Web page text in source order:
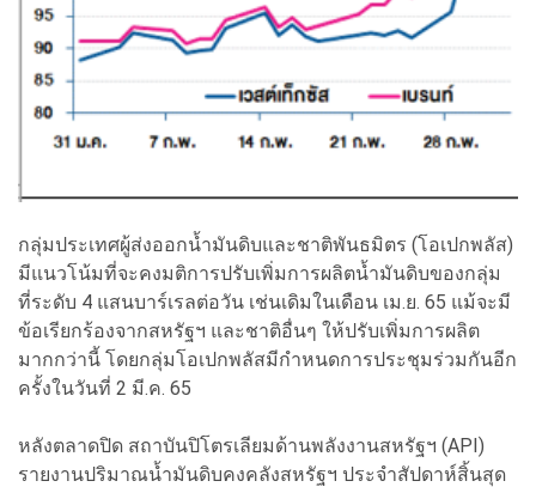
กลุ่มประเทศผู้ส่งออกน้ำมันดิบและชาติพันธมิตร (โอเปกพลัส)
มีแนวโน้มที่จะคงมติการปรับเพิ่มการผลิตน้ำมันดิบของกลุ่ม
ที่ระดับ 4 แสนบาร์เรลต่อวัน เช่นเดิมในเดือน เม.ย. 65 แม้จะมี
ข้อเรียกร้องจากสหรัฐฯ และชาติอื่นๆ ให้ปรับเพิ่มการผลิต
มากกว่านี้ โดยกลุ่มโอเปกพลัสมีกำหนดการประชุมร่วมกันอีก
ครั้งในวันที่ 2 มี.ค. 65
หลังตลาดปิด สถาบันปิโตรเลียมด้านพลังงานสหรัฐฯ (API)
รายงานปริมาณน้ำมันดิบคงคลังสหรัฐฯ ประจำสัปดาห์สิ้นสุด